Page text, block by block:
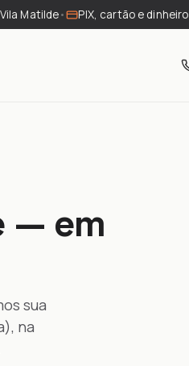
Matilde• PIX, cartão e dinheiro
— em
sua
na